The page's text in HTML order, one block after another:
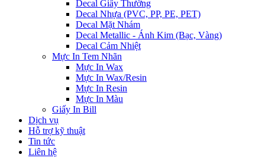
Decal Giấy Thường
Decal Nhựa (PVC, PP, PE, PET)
Decal Mặt Nhám
Decal Metallic - Ánh Kim (Bạc, Vàng)
Decal Cảm Nhiệt
Mực In Tem Nhãn
Mực In Wax
Mực In Wax/Resin
Mực In Resin
Mực In Màu
Giấy In Bill
Dịch vụ
Hỗ trợ kỹ thuật
Tin tức
Liên hệ